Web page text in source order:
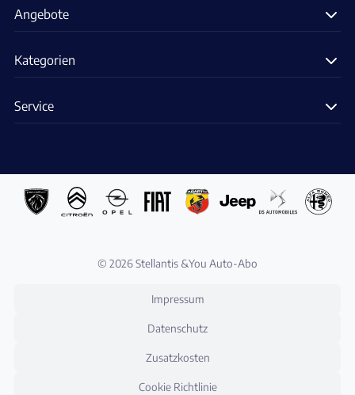
Angebote
Kategorien
Service
© 2026 Stellantis &You Auto-Abo
Impressum
Datenschutz
Zusatzkosten
Cookie Richtlinie